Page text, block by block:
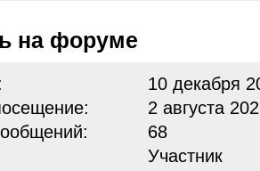
на форуме
10 декабря
2 августа
68
Участник